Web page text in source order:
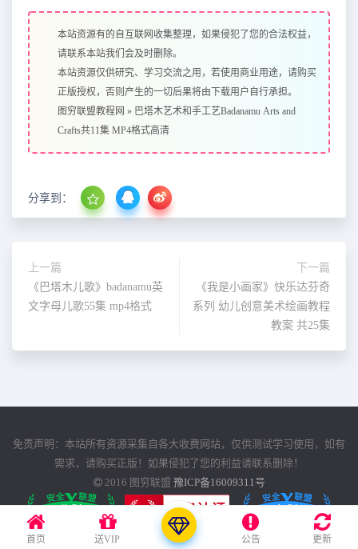
本站资源有的自互联网收集整理，如果侵犯了您的合法权益，
请联系本站我们会及时删除。
本站资源仅供研究、学习交流之用，若使用商业用途，请购买
正版授权，否则产生的一切后果将由下载用户自行承担。
图穷联盟教程网 » 巴塔木艺术和手工艺Badanamu Arts and
Crafts共11集 MP4格式高清
分享到：
上一篇
《巴塔木儿歌》badanamu英
文字母儿歌55集 mp4格式
下一篇
《我是小画家》快乐达芬奇
系列 幼儿创意美术绘画教程
教案 共25集
免责声明：本站所有资源采集自各大收费网站，仅供测试学习使用，如有
需求，请购买正版！如果侵犯了您的利益请联系删除！
2016 图穷联盟 豫ICP备16009311号
首页 送VIP 公告 更新